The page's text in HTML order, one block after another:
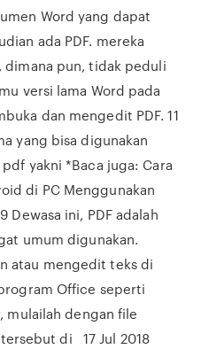
Word yang dapat
ada PDF. mereka
dimana pun, tidak peduli
versi lama Word pada
dan mengedit PDF. 11
yang bisa digunakan
yakni *Baca juga: Cara
di PC Menggunakan
Dewasa ini, PDF adalah
umum digunakan.
atau mengedit teks di
Office seperti
mulailah dengan file
di 17 Jul 2018